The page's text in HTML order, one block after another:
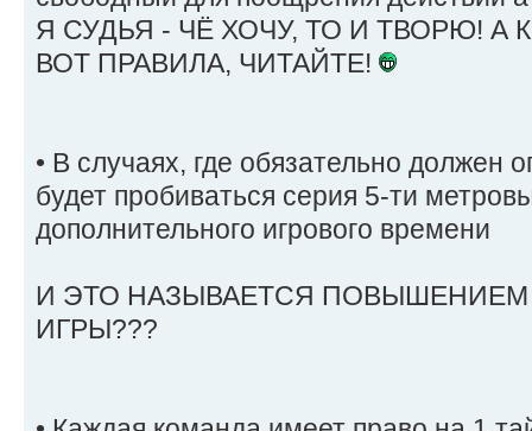
Я СУДЬЯ - ЧЁ ХОЧУ, ТО И ТВОРЮ! А
ВОТ ПРАВИЛА, ЧИТАЙТЕ!
• В случаях, где обязательно должен
будет пробиваться серия 5-ти
дополнительного игрового времени
И ЭТО НАЗЫВАЕТСЯ
ИГРЫ???